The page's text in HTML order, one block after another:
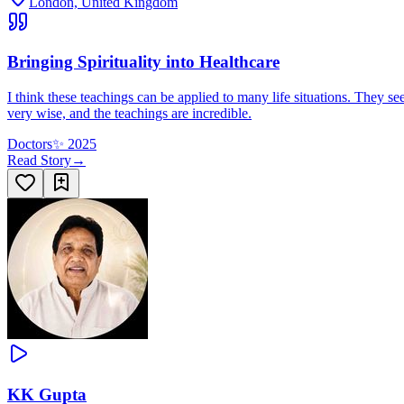
Bringing Spirituality into Healthcare
I think these teachings can be applied to many life situations. They
very wise, and the teachings are incredible.
Doctors✨ 2025
Read Story→
KK Gupta